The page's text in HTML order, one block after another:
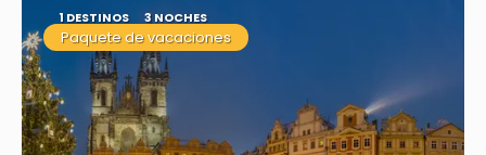
1 DESTINOS 3 NOCHES
Paquete de vacaciones